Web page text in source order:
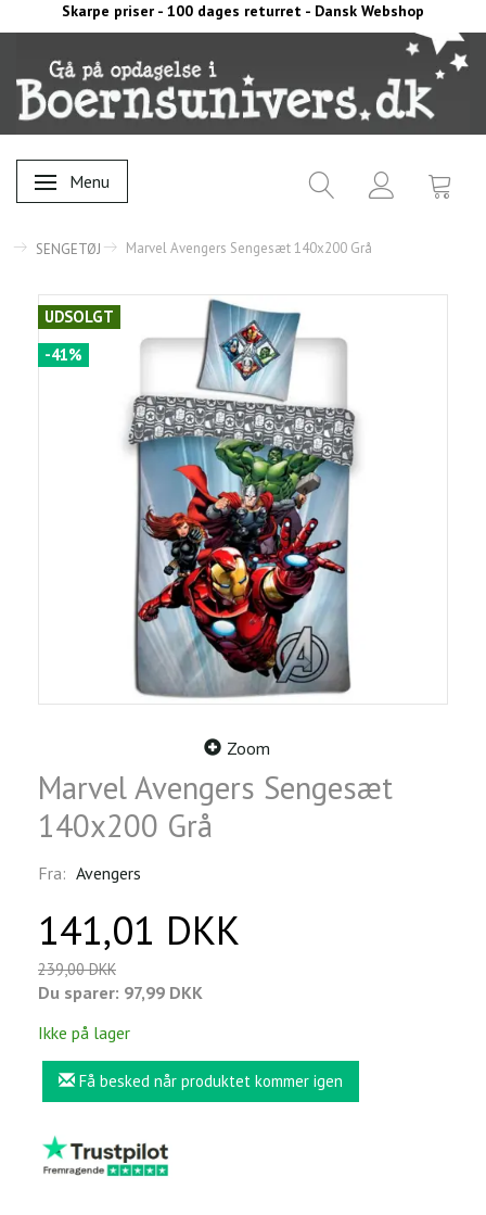
Skarpe priser - 100 dages returret - Dansk Webshop
Skifte navigation
Menu
SENGETØJ Marvel Avengers Sengesæt 140x200 Grå
UDSOLGT
-41%
Zoom
Marvel Avengers Sengesæt
140x200 Grå
Fra: Avengers
141,01 DKK
239,00 DKK
Du sparer: 97,99 DKK
Ikke på lager
Få besked når produktet kommer igen